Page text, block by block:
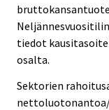
tiedot
osalta.
Sektorien